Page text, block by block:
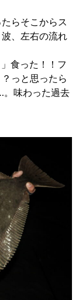
らそこからス
、左右の流れ
食った！！フ
っと思ったら
味わった過去